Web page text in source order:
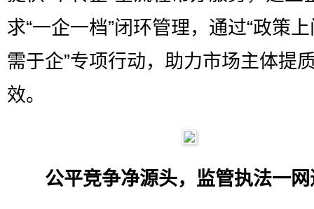
求“一企一档”闭环管理，通过“政策
需于企”专项行动，助力市场主体提
效。
公平竞争净源头，监管执法一网